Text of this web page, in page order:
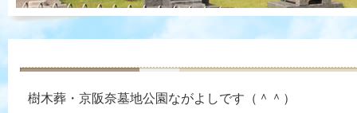
樹木葬・京阪奈墓地公園ながよしです（＾＾）